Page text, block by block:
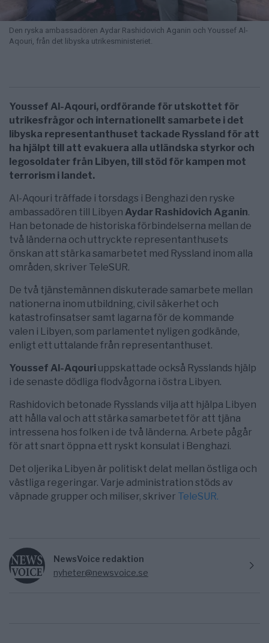
Den ryska ambassadören Aydar Rashidovich Aganin och Youssef Al-
Aqouri, från det libyska utrikesministeriet.
Youssef Al-Aqouri, ordförande för utskottet för
utrikesfrågor och internationellt samarbete i det
libyska representanthuset tackade Ryssland för att
ha hjälpt till att evakuera alla utländska styrkor och
legosoldater från Libyen, till stöd för kampen mot
terrorism i landet.
Al-Aqouri träffade i torsdags i Benghazi den ryske
ambassadören till Libyen Aydar Rashidovich Aganin.
Han betonade de historiska förbindelserna mellan de
två länderna och uttryckte representanthusets
önskan att stärka samarbetet med Ryssland inom alla
områden, skriver TeleSUR.
De två tjänstemännen diskuterade samarbete mellan
nationerna inom utbildning, civil säkerhet och
katastrofinsatser samt lagarna för de kommande
valen i Libyen, som parlamentet nyligen godkände,
enligt ett uttalande från representanthuset.
Youssef Al-Aqouri uppskattade också Rysslands hjälp
i de senaste dödliga flodvågorna i östra Libyen.
Rashidovich betonade Rysslands vilja att hjälpa Libyen
att hålla val och att stärka samarbetet för att tjäna
intressena hos folken i de två länderna. Arbete pågår
för att snart öppna ett ryskt konsulat i Benghazi.
Det oljerika Libyen är politiskt delat mellan östliga och
västliga regeringar. Varje administration stöds av
väpnade grupper och miliser, skriver TeleSUR.
NewsVoice redaktion
nyheter@newsvoice.se